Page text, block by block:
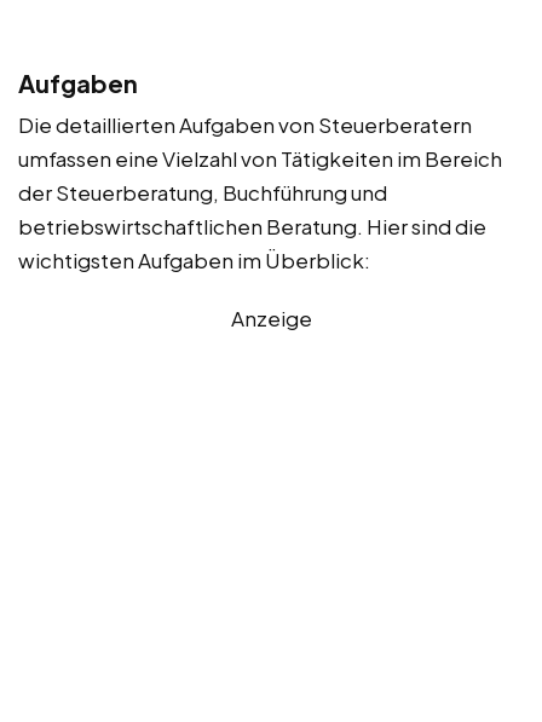
Aufgaben
Die detaillierten Aufgaben von Steuerberatern
umfassen eine Vielzahl von Tätigkeiten im Bereich
der Steuerberatung, Buchführung und
betriebswirtschaftlichen Beratung. Hier sind die
wichtigsten Aufgaben im Überblick:
Anzeige